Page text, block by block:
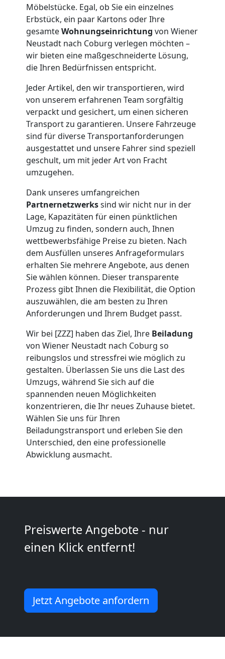
Möbelstücke. Egal, ob Sie ein einzelnes
Erbstück, ein paar Kartons oder Ihre
gesamteWohnungseinrichtung von Wiener
Neustadt nach Coburg verlegen möchten –
wir bieten eine maßgeschneiderte Lösung,
die Ihren Bedürfnissen entspricht.
Jeder Artikel, den wir transportieren, wird
von unserem erfahrenen Team sorgfältig
verpackt und gesichert, um einen sicheren
Transport zu garantieren. Unsere Fahrzeuge
sind für diverse Transportanforderungen
ausgestattet und unsere Fahrer sind speziell
geschult, um mit jeder Art von Fracht
umzugehen.
Dank unseres umfangreichen
Partnernetzwerkssind wir nicht nur in der
Lage, Kapazitäten für einen pünktlichen
Umzug zu finden, sondern auch, Ihnen
wettbewerbsfähige Preise zu bieten. Nach
dem Ausfüllen unseres Anfrageformulars
erhalten Sie mehrere Angebote, aus denen
Sie wählen können. Dieser transparente
Prozess gibt Ihnen die Flexibilität, die Option
auszuwählen, die am besten zu Ihren
Anforderungen und Ihrem Budget passt.
Wir bei [ZZZ] haben das Ziel, Ihre Beiladung
von Wiener Neustadt nach Coburg so
reibungslos und stressfrei wie möglich zu
gestalten. Überlassen Sie uns die Last des
Umzugs, während Sie sich auf die
spannenden neuen Möglichkeiten
konzentrieren, die Ihr neues Zuhause bietet.
Wählen Sie uns für Ihren
Beiladungstransport und erleben Sie den
Unterschied, den eine professionelle
Abwicklung ausmacht.
Preiswerte Angebote - nur
einen Klick entfernt!
Jetzt Angebote anfordern
Kleintransport
Wiener
Neustadt
Möbelmontage
Wiener
Neustadt
Möbeltransport
Wiener
Neustadt
Beiladung
Wiener
Neustadt
Mini
Umzug
Wiener
LKW
Wiener